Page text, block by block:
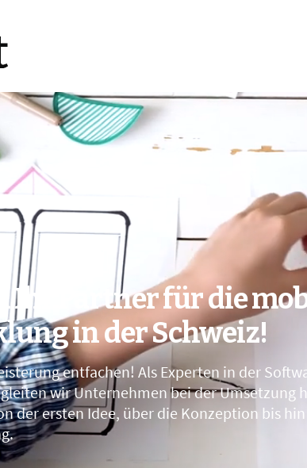
Ihr Partner für die
in der Schweiz!
entfachen! Als Experten in der
wir Unternehmen bei der Umsetzung
der ersten Idee, über die Konzeption bis